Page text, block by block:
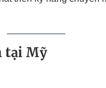
tại Mỹ